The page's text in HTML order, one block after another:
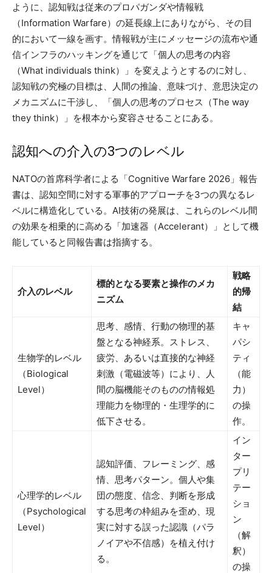
ように、認知戦は従来のプロパガンダや情報戦
（Information Warfare）の延長線上にありながら、その目
的において一線を画す。情報戦が主にメッセージの流布や通
信インフラのハッキングを通じて「個人の思考の内容
（What individuals think）」を変えようとするのに対し、
認知戦の究極の目標は、人間の推論、意味づけ、意思決定の
メカニズムに干渉し、「個人の思考のプロセス（The way
they think）」を根本から変容させることにある。
認知への介入の3つのレベル
NATOの首席科学者による「Cognitive Warfare 2026」報告
書は、認知空間に対する軍事的アプローチを3つの異なるレ
ベルに構造化している。AI技術の発展は、これらのレベル間
の効果を相乗的に高める「加速器（Accelerant）」として機
能していると同報告書は指摘する。
介入のレベル
標的となる要素と操作のメカ
ニズム
戦略
的帰
結
生物学的レベル
（Biological
Level）
思考、感情、行動の物理的基
盤となる神経系。ストレス、
疲労、あるいは直接的な神経
刺激（電磁波等）により、人
間の脳機能そのものの情報処
理能力を物理的・生理学的に
低下させる。
キャ
パシ
ティ
（能
力）
の操
作。
心理学的レベル
（Psychological
Level）
認知評価、フレーミング、感
情、思考パターン。個人や集
団の態度、信念、判断を形成
する思考の枠組みを歪め、現
実に対する誤った認識（パラ
ノイアや不信感）を植え付け
る。
イン
ター
プリ
テー
ショ
ン
（解
釈）
の操